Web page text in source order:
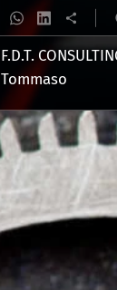
F.D.T.
Tommaso
.